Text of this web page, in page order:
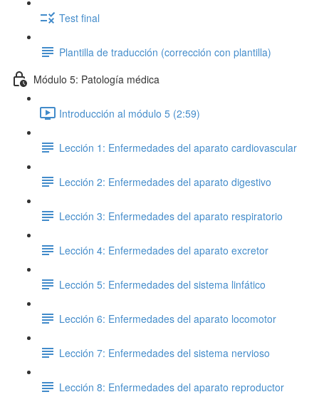
Test final
Plantilla de traducción (corrección con plantilla)
Módulo 5: Patología médica
Introducción al módulo 5 (2:59)
Lección 1: Enfermedades del aparato cardiovascular
Lección 2: Enfermedades del aparato digestivo
Lección 3: Enfermedades del aparato respiratorio
Lección 4: Enfermedades del aparato excretor
Lección 5: Enfermedades del sistema linfático
Lección 6: Enfermedades del aparato locomotor
Lección 7: Enfermedades del sistema nervioso
Lección 8: Enfermedades del aparato reproductor